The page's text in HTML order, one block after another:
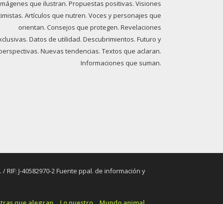
que ilustran. Propuestas positivas. Visiones
Artículos que nutren. Voces y personajes que
orientan. Consejos que protegen. Revelaciones
Datos de utilidad. Descubrimientos. Futuro y
Nuevas tendencias. Textos que aclaran.
Informaciones que suman.
J-40582970-2 Fuente ppal. de información y